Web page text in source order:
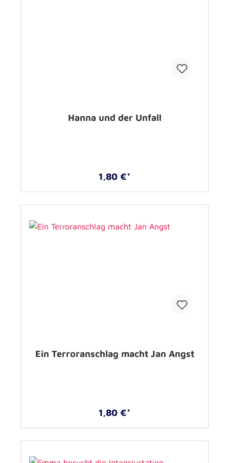
Hanna und der Unfall
1,80 €*
Ein Terroranschlag macht Jan Angst
1,80 €*